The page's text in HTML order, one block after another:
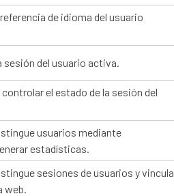
de idioma del usuario
sesión del usuario activa.
el estado de la sesión del
usuarios mediante
estadísticas.
sesiones de usuarios y vincula
web.